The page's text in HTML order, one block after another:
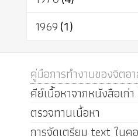
1969(1)
คู่มือการทำงานของจิตอ
คีย์เนื้อหาจากหนังสือเก่
ตรวจทานเนื้อหา
การจัดเตรียม text ในค